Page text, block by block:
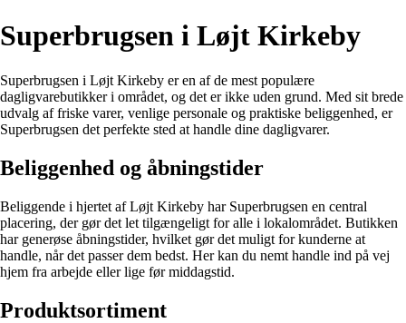
Superbrugsen i Løjt Kirkeby
Superbrugsen i Løjt Kirkeby er en af de mest populære
dagligvarebutikker i området, og det er ikke uden grund. Med sit brede
udvalg af friske varer, venlige personale og praktiske beliggenhed, er
Superbrugsen det perfekte sted at handle dine dagligvarer.
Beliggenhed og åbningstider
Beliggende i hjertet af Løjt Kirkeby har Superbrugsen en central
placering, der gør det let tilgængeligt for alle i lokalområdet. Butikken
har generøse åbningstider, hvilket gør det muligt for kunderne at
handle, når det passer dem bedst. Her kan du nemt handle ind på vej
hjem fra arbejde eller lige før middagstid.
Produktsortiment